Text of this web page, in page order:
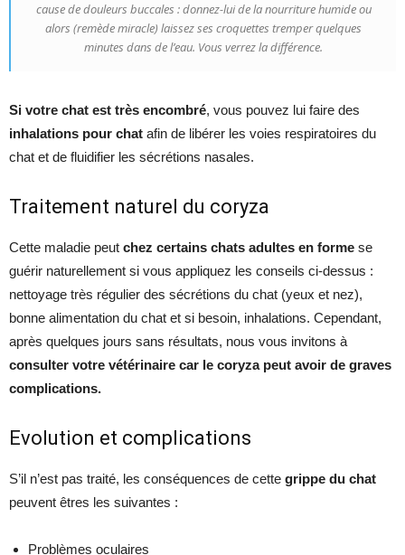
cause de douleurs buccales : donnez-lui de la nourriture humide ou
alors (remède miracle) laissez ses croquettes tremper quelques
minutes dans de l’eau. Vous verrez la différence.
Si votre chat est très encombré, vous pouvez lui faire des
inhalations pour chat afin de libérer les voies respiratoires du
chat et de fluidifier les sécrétions nasales.
Traitement naturel du coryza
Cette maladie peut chez certains chats adultes en forme se
guérir naturellement si vous appliquez les conseils ci-dessus :
nettoyage très régulier des sécrétions du chat (yeux et nez),
bonne alimentation du chat et si besoin, inhalations. Cependant,
après quelques jours sans résultats, nous vous invitons à
consulter votre vétérinaire car le coryza peut avoir de graves
complications.
Evolution et complications
S’il n’est pas traité, les conséquences de cette grippe du chat
peuvent êtres les suivantes :
Problèmes oculaires